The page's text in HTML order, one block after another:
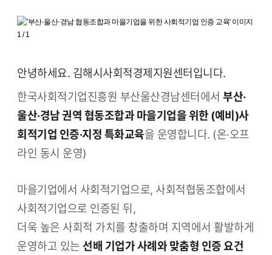
안녕하세요. 김해시사회적경제지원센터입니다.
한국사회적기업진흥원 부산울산경남센터에서 부산·
울산·경남 권역 협동조합과 마을기업을 위한 (예비)사
회적기업 인증·지정 특화교육을 운영합니다. (온·오프
라인 동시 운영)
마을기업에서 사회적기업으로, 사회적협동조합에서
사회적기업으로 인증된 뒤,
더욱 높은 사회적 가치를 창출하며 지역에서 활발하게
운영하고 있는 선배 기업가 사례와 맞춤형 인증 요건